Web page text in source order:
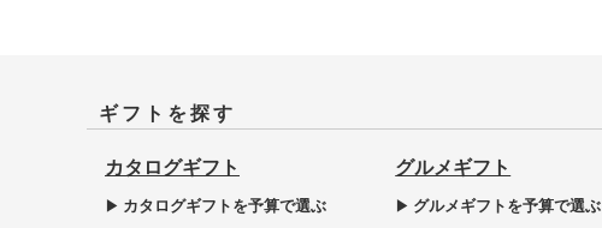
ギフトを探す
カタログギフト
カタログギフトを予算で選ぶ
グルメギフト
グルメギフトを予算で選ぶ